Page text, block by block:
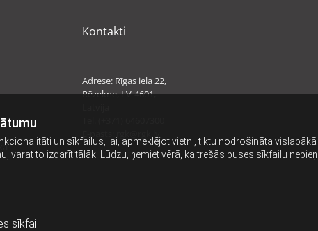
un sīkfailus, lai, apmeklējot vietni, tiktu nodrošināta
varat to izdarīt tālāk. Lūdzu, ņemiet vērā, ka trešās puses sīkfailu
sīkfaili
Kontakti
Adrese: Rīgas iela 22,
Rēzekne, LV-4601,